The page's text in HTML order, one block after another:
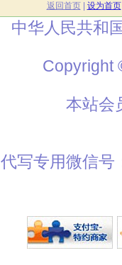
返回首页| 设为首页|
中华人民共和
Copyright
本站会
代写专用微信